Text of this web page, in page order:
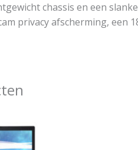
chassis en een
privacy afscherming,